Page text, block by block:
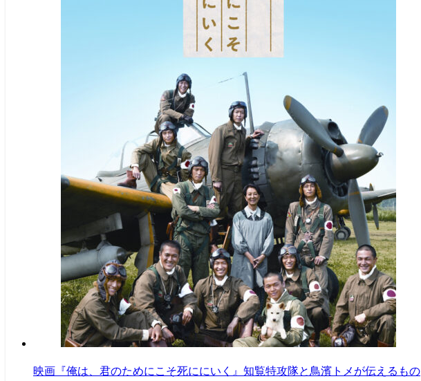
映画『俺は、君のためにこそ死ににいく』知覧特攻隊と鳥濱トメが伝えるもの